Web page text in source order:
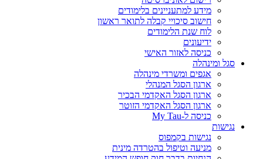
מידע למתעניינים בלימודים
חישוב סיכויי קבלה לתואר ראשון
לוח שנת הלימודים
ידיעונים
כניסה לאזור האישי
סגל ומינהלה
אגפים ומשרדי מינהלה
ארגון הסגל המנהלי
ארגון הסגל האקדמי הבכיר
ארגון הסגל האקדמי הזוטר
כניסה ל-My Tau
נגישות
נגישות בקמפוס
מניעה וטיפול בהטרדה מינית